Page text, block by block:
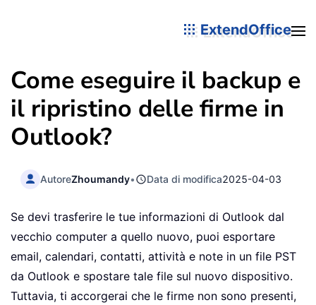
ExtendOffice
Come eseguire il backup e
il ripristino delle firme in
Outlook?
AutoreZhoumandy• Data di modifica2025-04-03
Se devi trasferire le tue informazioni di Outlook dal
vecchio computer a quello nuovo, puoi esportare
email, calendari, contatti, attività e note in un file PST
da Outlook e spostare tale file sul nuovo dispositivo.
Tuttavia, ti accorgerai che le firme non sono presenti,